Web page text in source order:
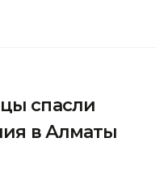
спасли
в Алматы